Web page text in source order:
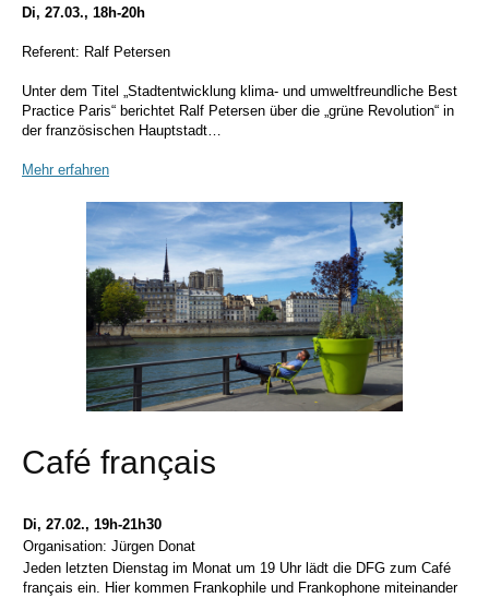
Di, 27.03., 18h-20h
Referent: Ralf Petersen
Unter dem Titel „Stadtentwicklung klima- und umweltfreundliche Best
Practice Paris“ berichtet Ralf Petersen über die „grüne Revolution“ in
der französischen Hauptstadt…
Mehr erfahren
Café français
Di, 27.02., 19h-21h30
Organisation: Jürgen Donat
Jeden letzten Dienstag im Monat um 19 Uhr lädt die DFG zum Café
français ein. Hier kommen Frankophile und Frankophone miteinander